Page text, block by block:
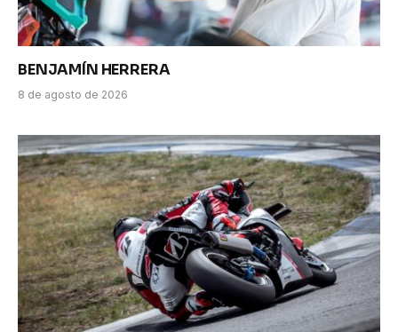
BENJAMÍN HERRERA
8 de agosto de 2026